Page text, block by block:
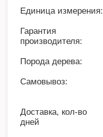
Единица измерения:
Гарантия
производителя:
Порода дерева:
Самовывоз:
Доставка, кол-во
дней